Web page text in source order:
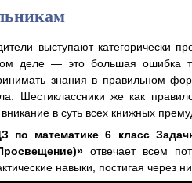
выступают категорически
деле — это большая ошибка
знания в правильном
Шестиклассники же как
в суть всех книжных
по математике 6 класс
отвечает всем
навыки, постигая через